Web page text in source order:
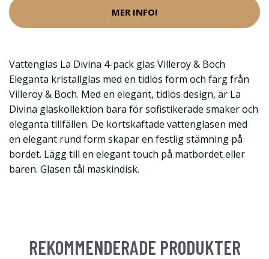
MER INFO!
Vattenglas La Divina 4-pack glas Villeroy & Boch
Eleganta kristallglas med en tidlös form och färg från
Villeroy & Boch. Med en elegant, tidlös design, är La
Divina glaskollektion bara för sofistikerade smaker och
eleganta tillfällen. De kortskaftade vattenglasen med
en elegant rund form skapar en festlig stämning på
bordet. Lägg till en elegant touch på matbordet eller
baren. Glasen tål maskindisk.
REKOMMENDERADE PRODUKTER